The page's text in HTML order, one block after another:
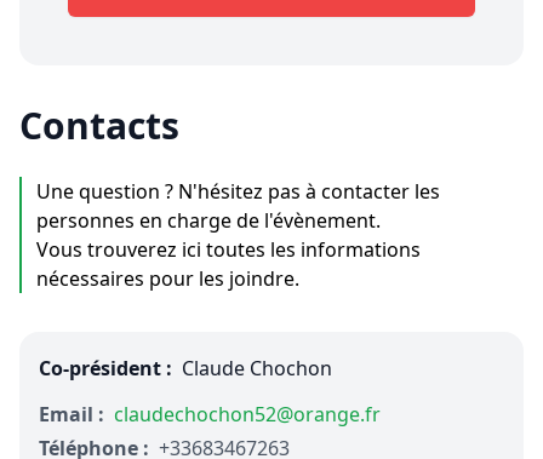
Contacts
Une question ? N'hésitez pas à contacter les
personnes en charge de l'évènement.
Vous trouverez ici toutes les informations
nécessaires pour les joindre.
Co-président : Claude Chochon
Email : claudechochon52@orange.fr
Téléphone : +33683467263